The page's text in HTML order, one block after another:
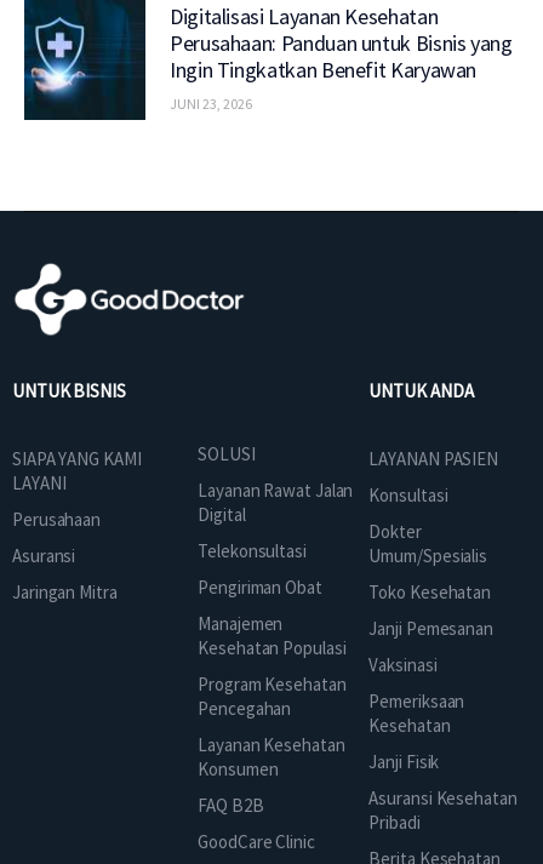
Digitalisasi Layanan Kesehatan
Perusahaan: Panduan untuk Bisnis yang
Ingin Tingkatkan Benefit Karyawan
JUNI 23, 2026
UNTUK BISNIS
SIAPA YANG KAMI
LAYANI
Perusahaan
Asuransi
Jaringan Mitra
SOLUSI
Layanan Rawat Jalan
Digital
Telekonsultasi
Pengiriman Obat
Manajemen
Kesehatan Populasi
Program Kesehatan
Pencegahan
Layanan Kesehatan
Konsumen
FAQ B2B
GoodCare Clinic
UNTUK ANDA
LAYANAN PASIEN
Konsultasi
Dokter
Umum/Spesialis
Toko Kesehatan
Janji Pemesanan
Vaksinasi
Pemeriksaan
Kesehatan
Janji Fisik
Asuransi Kesehatan
Pribadi
Berita Kesehatan